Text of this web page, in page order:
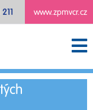
www.zpmvcr.cz